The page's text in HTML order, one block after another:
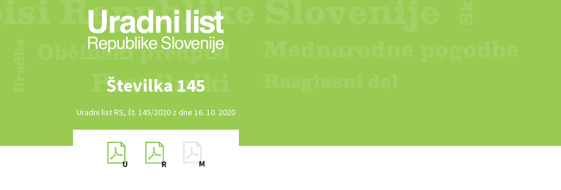
Številka 145
Uradni list RS, št. 145/2020 z dne 16. 10. 2020